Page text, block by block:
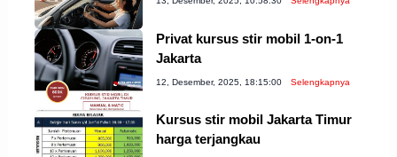
Privat kursus stir mobil 1-on-1
Jakarta
12, Desember, 2025, 18:15:00 Selengkapnya
Kursus stir mobil Jakarta Timur
harga terjangkau